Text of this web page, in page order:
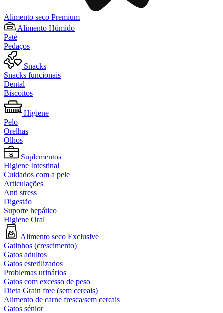
Alimento seco Premium
Alimento Húmido
Paté
Pedaços
Snacks
Snacks funcionais
Dental
Biscoitos
Higiene
Pelo
Orelhas
Olhos
Suplementos
Higiene Intestinal
Cuidados com a pele
Articulações
Anti stress
Digestão
Suporte hepático
Higiene Oral
Alimento seco Exclusive
Gatinhos (crescimento)
Gatos adultos
Gatos esterilizados
Problemas urinários
Gatos com excesso de peso
Dieta Grain free (sem cereais)
Alimento de carne fresca/sem cereais
Gatos sénior